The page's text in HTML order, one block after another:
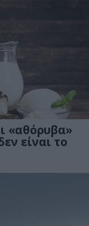
«αθόρυβα»
είναι το